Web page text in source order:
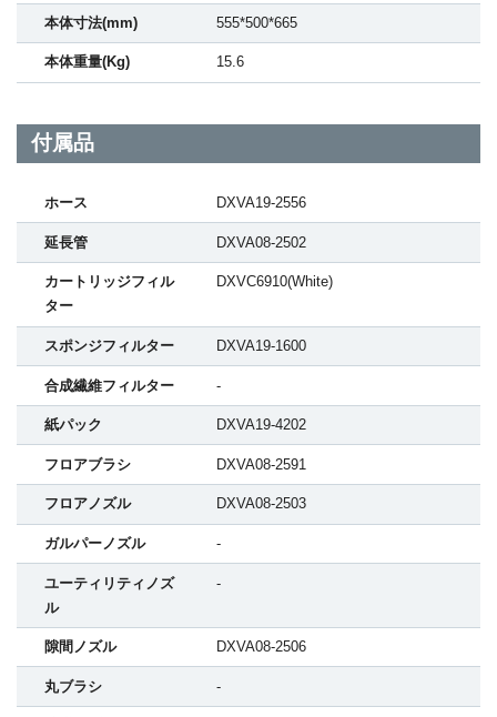
本体寸法(mm) 555*500*665
本体重量(Kg) 15.6
付属品
ホース DXVA19-2556
延長管 DXVA08-2502
カートリッジフィル
ター
DXVC6910(White)
スポンジフィルター DXVA19-1600
合成繊維フィルター -
紙パック DXVA19-4202
フロアブラシ DXVA08-2591
フロアノズル DXVA08-2503
ガルパーノズル -
ユーティリティノズ
ル
-
隙間ノズル DXVA08-2506
丸ブラシ -